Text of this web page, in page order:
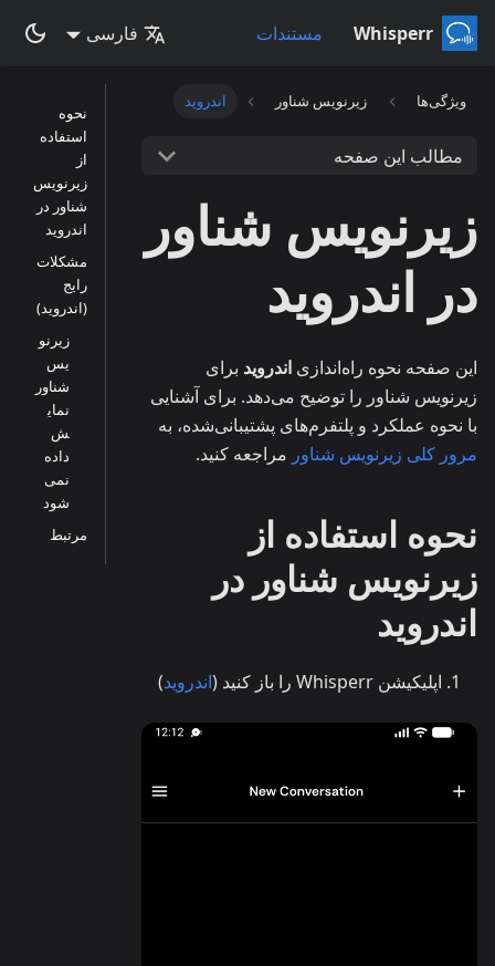
Whisperr مستندات فارسی
ویژگی‌ها زیرنویس شناور اندروید
مطالب این صفحه
زیرنویس شناور
در اندروید
این صفحه نحوه راه‌اندازی اندروید برای
زیرنویس شناور را توضیح می‌دهد. برای آشنایی
با نحوه عملکرد و پلتفرم‌های پشتیبانی‌شده، به
مرور کلی زیرنویس شناور مراجعه کنید.
نحوه استفاده از
زیرنویس شناور در
اندروید
اپلیکیشن Whisperr را باز کنید ( اندروید)
نحوه
استفاده
از
زیرنویس
شناور در
اندروید
مشکلات
رایج
(اندروید)
زیرنو
یس
شناور
نمای
ش
داده
نمی‌
شود
مرتبط